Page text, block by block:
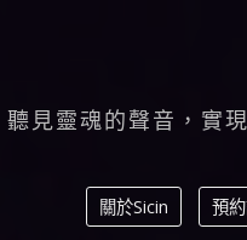
聽見靈魂的聲音，實
關於Sicin 預